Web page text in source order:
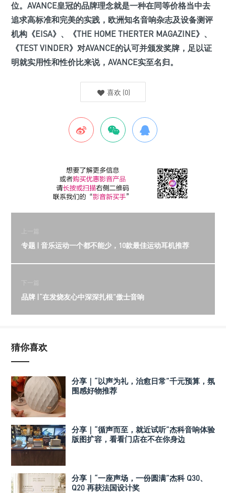
位。AVANCE皇冠的品牌理念就是一种在同等价格当中去
追求高标准和完美的实践，欧洲知名音响杂志及设备测评
机构《EISA》、《THE HOME THERTER MAGAZINE》、
《TEST VINDER》对AVANCE的认可并颁发奖牌，足以证
明就实用性和性价比来说，AVANCE实至名归。
喜欢 (0)
上一篇
专题 | 音乐运动一个都不能少，10款最佳运动耳机推荐
下一篇
品牌 |“在发烧友心中深深扎根”傲士音响
猜你喜欢
分享｜“以声为礼，治愈日常”千元预算，氛
围感好物推荐
分享｜“循声而至，就近试听”杰科音响体验
版图扩容，看看门店在不在你身边
分享｜“一座声场，一份圆满”杰科 Q30、
Q20 再获法国设计奖